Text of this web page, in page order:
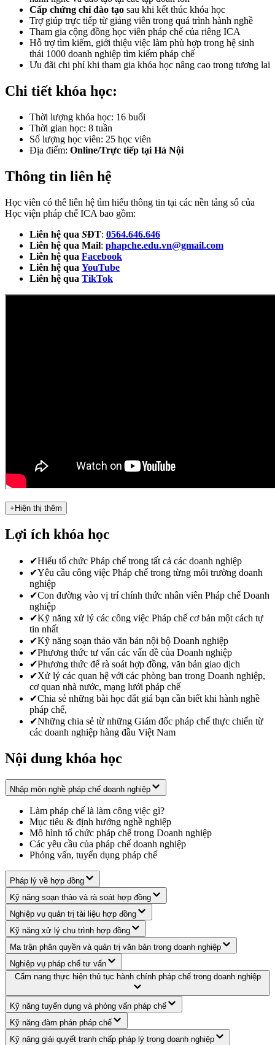
Cấp chứng chỉ đào tạo sau khi kết thúc khóa học
Trợ giúp trực tiếp từ giảng viên trong quá trình hành nghề
Tham gia cộng đồng học viên pháp chế của riêng ICA
Hỗ trợ tìm kiếm, giới thiệu việc làm phù hợp trong hệ sinh
thái 1000 doanh nghiệp tìm kiếm pháp chế
Ưu đãi chi phí khi tham gia khóa học nâng cao trong tương lai
Chi tiết khóa học:
Thời lượng khóa học: 16 buổi
Thời gian học: 8 tuần
Số lượng học viên: 25 học viên
Địa điểm: Online/Trực tiếp tại Hà Nội
Thông tin liên hệ
Học viên có thể liên hệ tìm hiểu thông tin tại các nền tảng số của
Học viện pháp chế ICA bao gồm:
Liên hệ qua SĐT: 0564.646.646
Liên hệ qua Mail: phapche.edu.vn@gmail.com
Liên hệ qua Facebook
Liên hệ qua YouTube
Liên hệ qua TikTok
+Hiện thị thêm
Lợi ích khóa học
✔Hiểu tổ chức Pháp chế trong tất cả các doanh nghiệp
✔Yêu cầu công việc Pháp chế trong từng môi trường doanh
nghiệp
✔Con đường vào vị trí chính thức nhân viên Pháp chế Doanh
nghiệp
✔Kỹ năng xử lý các công việc Pháp chế cơ bản một cách tự
tin nhất
✔Kỹ năng soạn thảo văn bản nội bộ Doanh nghiệp
✔Phương thức tư vấn các vấn đề của Doanh nghiệp
✔Phương thức để rà soát hợp đồng, văn bản giao dịch
✔Xử lý các quan hệ với các phòng ban trong Doanh nghiệp,
cơ quan nhà nước, mạng lưới pháp chế
✔Chia sẻ những bài học đắt giá bạn cần biết khi hành nghề
pháp chế,
✔Những chia sẻ từ những Giám đốc pháp chế thực chiến từ
các doanh nghiệp hàng đầu Việt Nam
Nội dung khóa học
Nhập môn nghề pháp chế doanh nghiệp
Làm pháp chế là làm công việc gì?
Mục tiêu & định hướng nghề nghiệp
Mô hình tổ chức pháp chế trong Doanh nghiệp
Các yêu cầu của pháp chế doanh nghiệp
Phỏng vấn, tuyển dụng pháp chế
Pháp lý về hợp đồng
Kỹ năng soạn thảo và rà soát hợp đồng
Nghiệp vụ quản trị tài liệu hợp đồng
Kỹ năng xử lý chu trình hợp đồng
Ma trận phân quyền và quản trị văn bản trong doanh nghiệp
Nghiệp vụ pháp chế tư vấn
Cẩm nang thực hiện thủ tục hành chính pháp chế trong doanh nghiệp
Kỹ năng tuyển dụng và phỏng vấn pháp chế
Kỹ năng đàm phán pháp chế
Kỹ năng giải quyết tranh chấp pháp lý trong doanh nghiệp